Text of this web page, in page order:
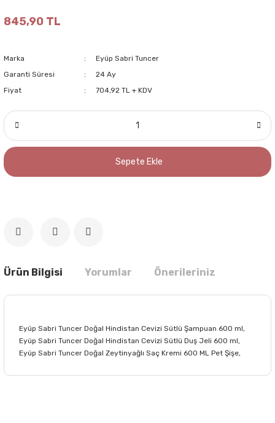
845,90 TL
Marka
Eyüp Sabri Tuncer
Garanti Süresi
24 Ay
Fiyat
704,92 TL + KDV
Sepete Ekle
Ürün Bilgisi Yorumlar Önerileriniz
Eyüp Sabri Tuncer Doğal Hindistan Cevizi Sütlü Şampuan 600 ml,
Eyüp Sabri Tuncer Doğal Hindistan Cevizi Sütlü Duş Jeli 600 ml,
Eyüp Sabri Tuncer Doğal Zeytinyağlı Saç Kremi 600 ML Pet Şişe,